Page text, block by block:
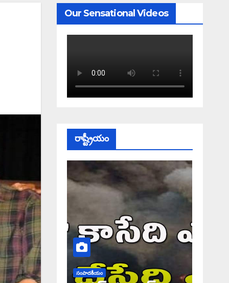
Our Sensational Videos
రాష్ట్రీయం
సంపాదకీయం